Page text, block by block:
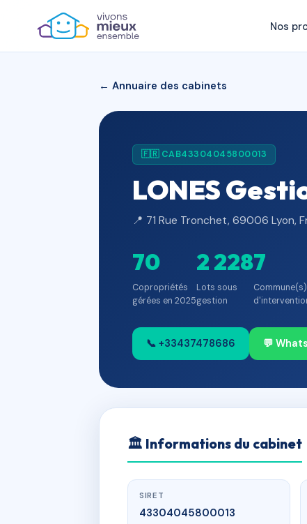
Nos
← Annuaire des cabinets
🇫🇷 CAB43304045800013
LONES
📍 71 Rue Tronchet, 69006 Lyon,
70
Copropriétés
gérées en 2025
2 228
Lots sous
gestion
7
Commune(s)
📞 +33437478686 💬
🏛 Informations du cabinet
SIRET
43304045800013